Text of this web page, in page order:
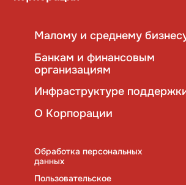
Малому и среднему
Банкам и финансовым
организациям
Инфраструктуре
О Корпорации
Обработка персональных
данных
Пользовательское